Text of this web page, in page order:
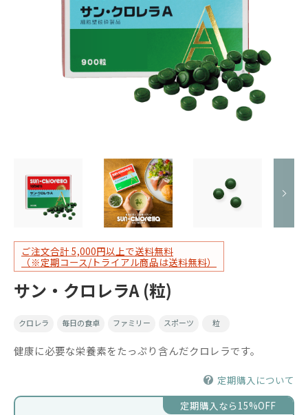
ご注文合計 5,000円以上で送料無料
（※定期コース/トライアル商品は送料無料）
サン・クロレラA (粒)
クロレラ 毎日の食卓 ファミリー スポーツ 粒
健康に必要な栄養素をたっぷり含んだクロレラです。
定期購入について
定期購入なら15%OFF